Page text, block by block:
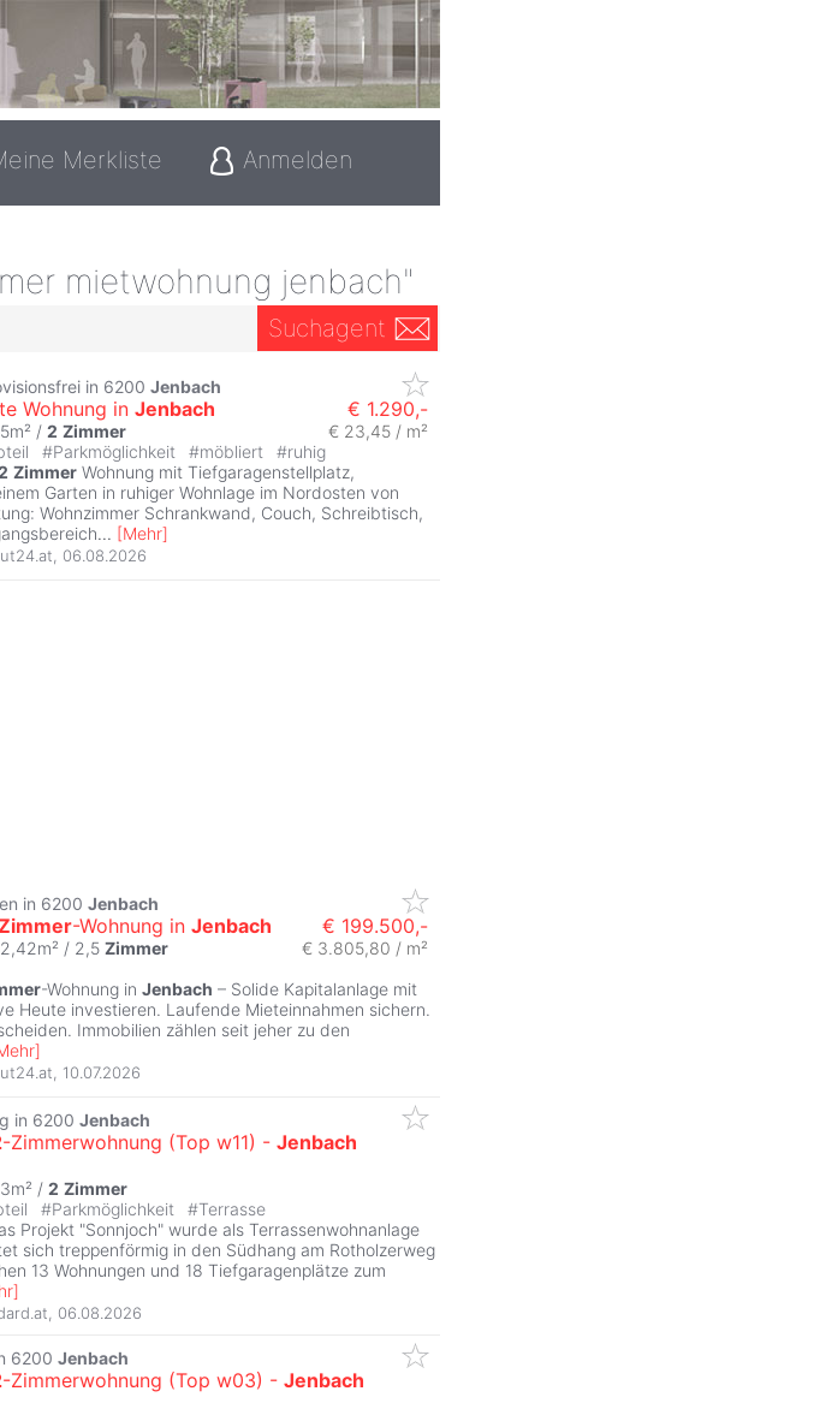
Merkliste Anmelden
mietwohnung jenbach"
Suchagent
in 6200 Jenbach
Wohnung in Jenbach € 1.290,-
/ 2 Zimmer
€ 23,45 / m²
#Parkmöglichkeit #möbliert #ruhig
Zimmer Wohnung mit Tiefgaragenstellplatz,
Garten in ruhiger Wohnlage im Nordosten von
Wohnzimmer Schrankwand, Couch, Schreibtisch,
... [Mehr]
06.08.2026
in 6200 Jenbach
-Wohnung in Jenbach € 199.500,-
/ 2,5 Zimmer
€ 3.805,80 / m²
-Wohnung in Jenbach – Solide Kapitalanlage mit
Heute investieren. Laufende Mieteinnahmen sichern.
Immobilien zählen seit jeher zu den
]
10.07.2026
in 6200 Jenbach
-Zimmerwohnung (Top w11) - Jenbach
/ 2 Zimmer
#Parkmöglichkeit #Terrasse
Projekt "Sonnjoch" wurde als Terrassenwohnanlage
sich treppenförmig in den Südhang am Rotholzerweg
13 Wohnungen und 18 Tiefgaragenplätze zum
]
06.08.2026
6200 Jenbach
-Zimmerwohnung (Top w03) - Jenbach